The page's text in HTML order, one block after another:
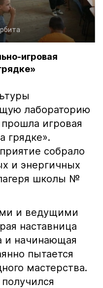
игровая
лабораторию
игровая
грядке».
собрало
и энергичных
школы №
и ведущими
наставница
и начинающая
пытается
мастерства.